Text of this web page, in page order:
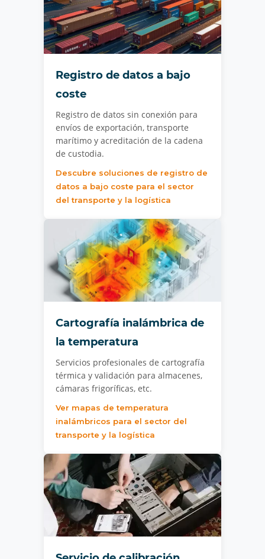
Registro de datos a bajo
coste
Registro de datos sin conexión para
envíos de exportación, transporte
marítimo y acreditación de la cadena
de custodia.
Descubre soluciones de registro de
datos a bajo coste para el sector
del transporte y la logística
Cartografía inalámbrica de
la temperatura
Servicios profesionales de cartografía
térmica y validación para almacenes,
cámaras frigoríficas, etc.
Ver mapas de temperatura
inalámbricos para el sector del
transporte y la logística